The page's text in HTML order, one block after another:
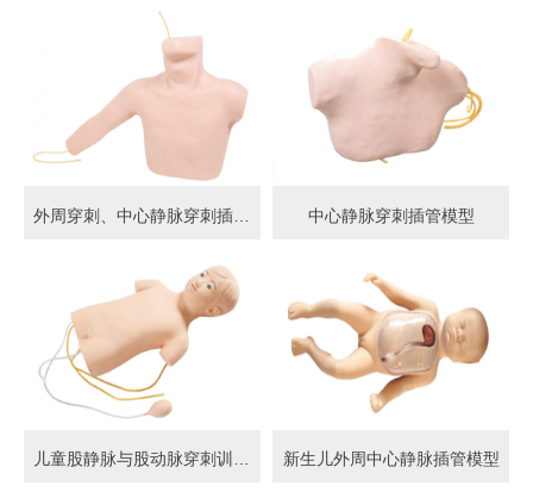
外周穿刺、中心静脉穿刺插管模型 中心静脉穿刺插管模型
儿童股静脉与股动脉穿刺训练模型 新生儿外周中心静脉插管模型